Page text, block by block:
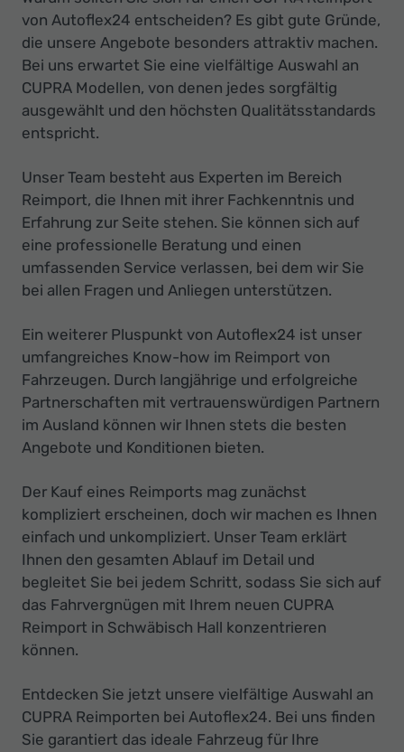
von Autoflex24 entscheiden? Es gibt gute Gründe,
die unsere Angebote besonders attraktiv machen.
Bei uns erwartet Sie eine vielfältige Auswahl an
CUPRA Modellen, von denen jedes sorgfältig
ausgewählt und den höchsten Qualitätsstandards
entspricht.
Unser Team besteht aus Experten im Bereich
Reimport, die Ihnen mit ihrer Fachkenntnis und
Erfahrung zur Seite stehen. Sie können sich auf
eine professionelle Beratung und einen
umfassenden Service verlassen, bei dem wir Sie
bei allen Fragen und Anliegen unterstützen.
Ein weiterer Pluspunkt von Autoflex24 ist unser
umfangreiches Know-how im Reimport von
Fahrzeugen. Durch langjährige und erfolgreiche
Partnerschaften mit vertrauenswürdigen Partnern
im Ausland können wir Ihnen stets die besten
Angebote und Konditionen bieten.
Der Kauf eines Reimports mag zunächst
kompliziert erscheinen, doch wir machen es Ihnen
einfach und unkompliziert. Unser Team erklärt
Ihnen den gesamten Ablauf im Detail und
begleitet Sie bei jedem Schritt, sodass Sie sich auf
das Fahrvergnügen mit Ihrem neuen CUPRA
Reimport in Schwäbisch Hall konzentrieren
können.
Entdecken Sie jetzt unsere vielfältige Auswahl an
CUPRA Reimporten bei Autoflex24. Bei uns finden
Sie garantiert das ideale Fahrzeug für Ihre